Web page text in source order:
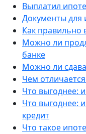
Выплатил
Документы для
Как правильно
Можно ли
банке
Можно ли
Чем
Что выгоднее:
Что выгоднее:
кредит
Что такое